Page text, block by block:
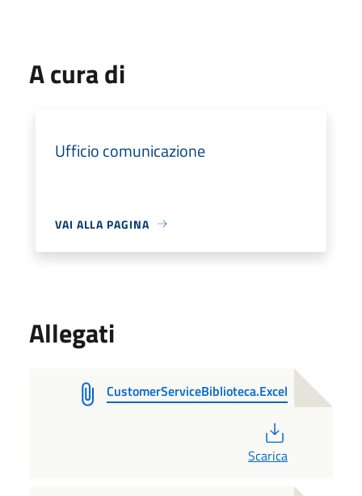
A cura di
Ufficio comunicazione
VAI ALLA PAGINA
Allegati
CustomerServiceBiblioteca.Excel
Scarica